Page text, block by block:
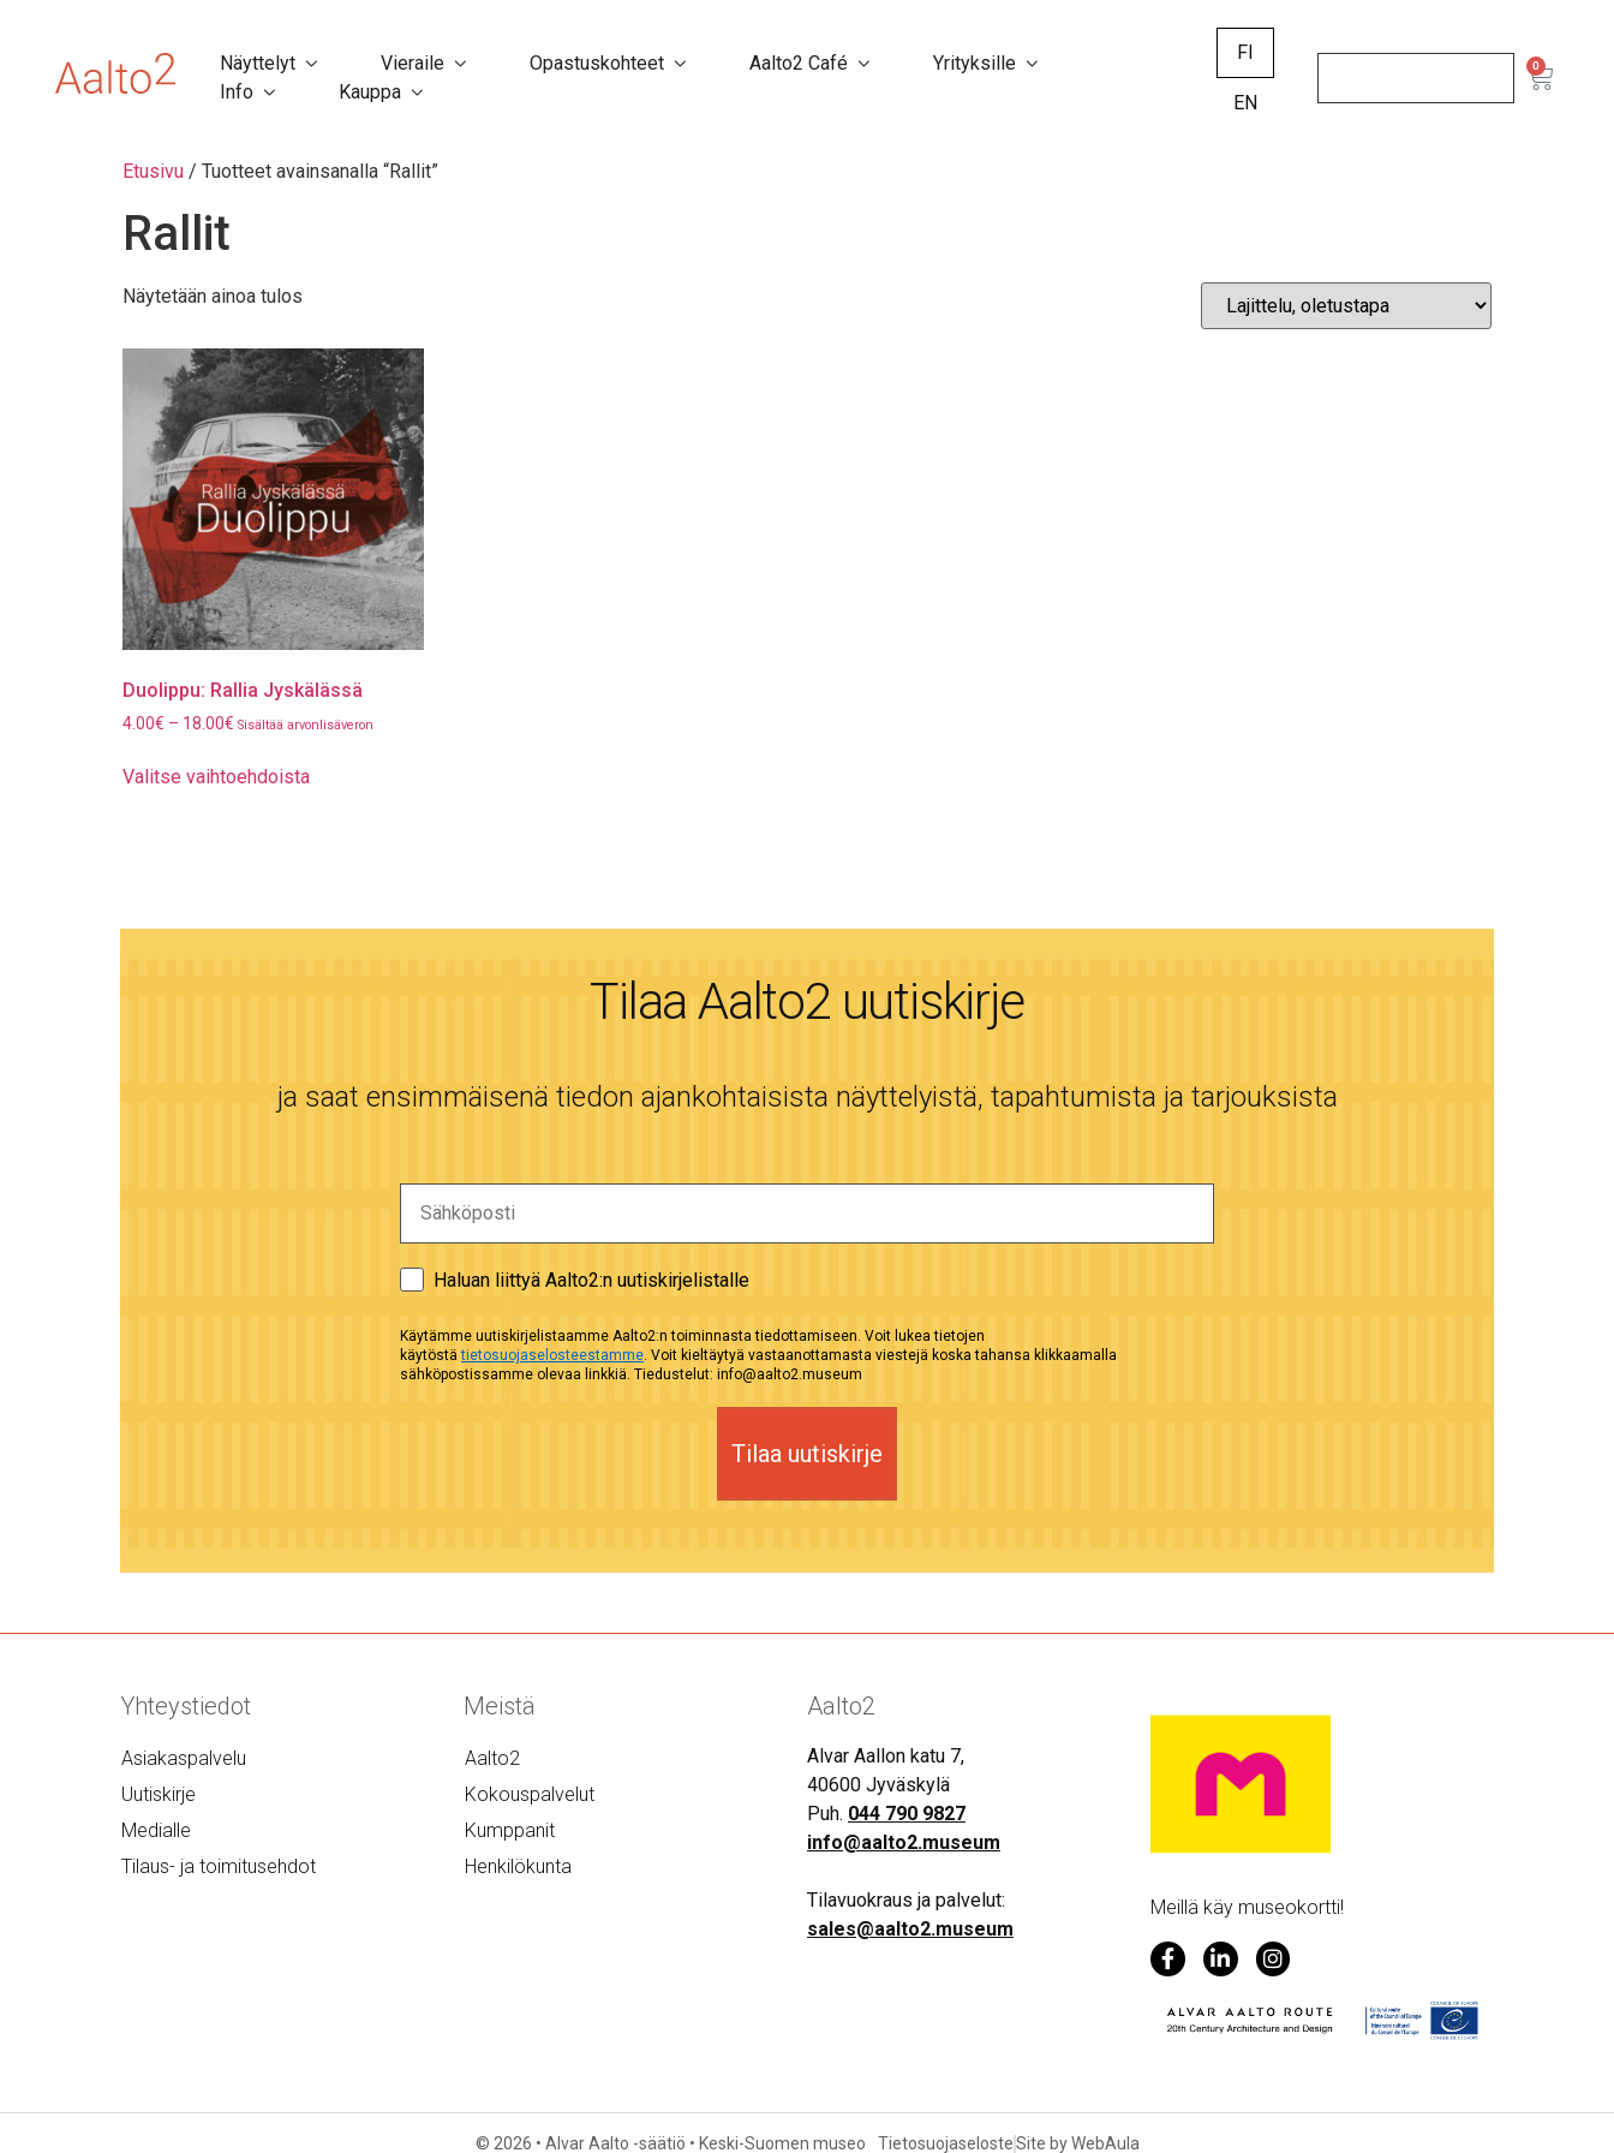
Näyttelyt Vieraile Opastuskohteet Aalto2 Café
Yrityksille
Info
Kauppa
FI
EN
0
Etusivu / Tuotteet avainsanalla “Rallit”
Rallit
Näytetään ainoa tulos
Duolippu: Rallia Jyskälässä
4.00€ – 18.00€ Sisältää arvonlisäveron
Valitse vaihtoehdoista
Tilaa Aalto2 uutiskirje
ja saat ensimmäisenä tiedon ajankohtaisista näyttelyistä, tapahtumista ja tarjouksista
Haluan liittyä Aalto2:n uutiskirjelistalle
Käytämme uutiskirjelistaamme Aalto2:n toiminnasta tiedottamiseen. Voit lukea tietojen
käytöstätietosuojaselosteestamme. Voit kieltäytyä vastaanottamasta viestejä koska tahansa klikkaamalla
sähköpostissamme olevaa linkkiä. Tiedustelut: info@aalto2.museum
Tilaa uutiskirje
Yhteystiedot
Asiakaspalvelu
Uutiskirje
Medialle
Tilaus- ja toimitusehdot
Meistä
Aalto2
Kokouspalvelut
Kumppanit
Henkilökunta
Aalto2
Alvar Aallon katu 7,
40600 Jyväskylä
Puh. 044 790 9827
info@aalto2.museum
Tilavuokraus ja palvelut:
sales@aalto2.museum
Meillä käy museokortti!
© 2026 • Alvar Aalto -säätiö • Keski-Suomen museo TietosuojaselosteSite by WebAula